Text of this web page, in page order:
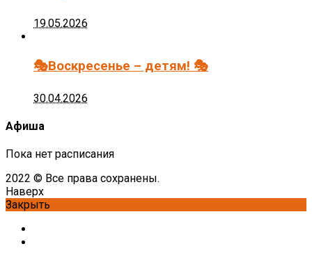
19.05.2026
🎭Воскресенье – детям! 🎭
30.04.2026
Афиша
Пока нет расписания
2022 © Все права сохранены.
Наверх
Закрыть